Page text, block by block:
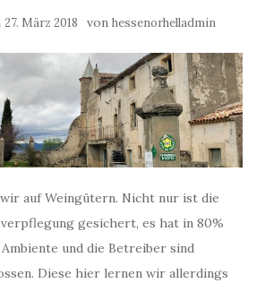
27. März 2018 von hessenorhelladmin
auf Weingütern. Nicht nur ist die
gesichert, es hat in 80%
und die Betreiber sind
Diese hier lernen wir allerdings